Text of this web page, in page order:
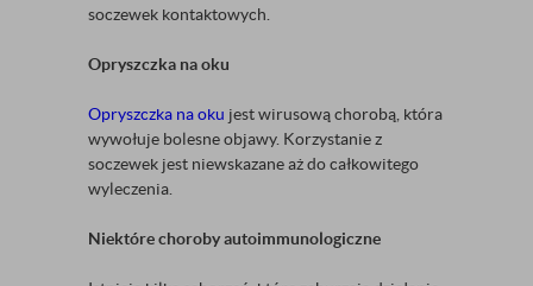
soczewek kontaktowych.
Opryszczka na oku
Opryszczka na oku jest wirusową chorobą, która
wywołuje bolesne objawy. Korzystanie z
soczewek jest niewskazane aż do całkowitego
wyleczenia.
Niektóre choroby autoimmunologiczne